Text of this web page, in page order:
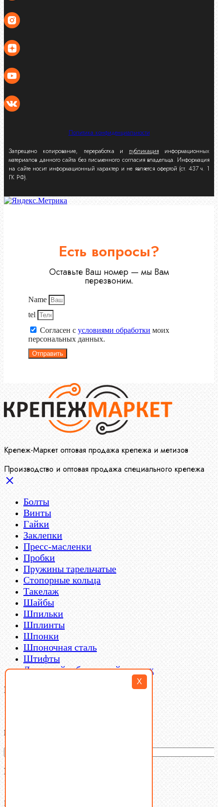
X
Политика конфиденциальности
Запрещено копирование, переработка и публикация информационных
материалов данного сайта без письменного согласия владельца. Информация
на сайте носит информационный характер и не является офертой (ст. 437 ч. 1
ГК РФ).
Есть вопросы?
Оставьте Ваш номер — мы Вам
перезвоним.
Name
tel
Согласен с условиями обработки моих
персональных данных.
Отправить
Крепеж-Маркет оптовая продажа крепежа и метизов
Производство и оптовая продажа специального крепежа
Болты
Винты
Гайки
Заклепки
Пресс-масленки
Пробки
Пружины тарельчатые
Стопорные кольца
Такелаж
Шайбы
Шпильки
Шплинты
Шпонки
Шпоночная сталь
Штифты
Латунный и бронзовый крепеж
Filter By
Категории товаров
Ваша корзина
В корзине нет товаров.